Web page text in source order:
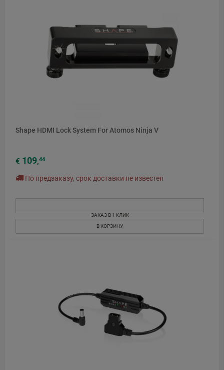
Shape HDMI Lock System For Atomos Ninja V
€ 109,44
По предзаказу, срок доставки не известен
ЗАКАЗ В 1 КЛИК
В КОРЗИНУ